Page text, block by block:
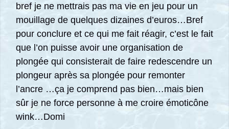
bref je ne mettrais pas ma vie en jeu pour un
mouillage de quelques dizaines d’euros…Bref
pour conclure et ce qui me fait réagir, c’est le fait
que l’on puisse avoir une organisation de
plongée qui consisterait de faire redescendre un
plongeur après sa plongée pour remonter
l’ancre …ça je comprend pas bien…mais bien
sûr je ne force personne à me croire émoticône
wink…Domi